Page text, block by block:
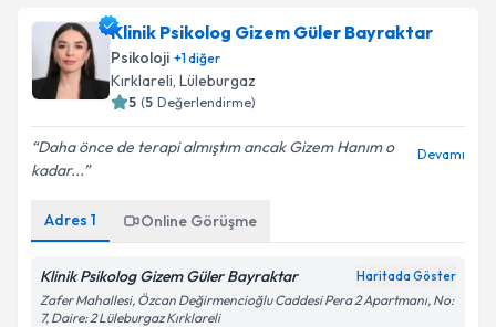
Klinik Psikolog Gizem Güler Bayraktar
Psikoloji +1diğer
Kırklareli, Lüleburgaz
5 (5 Değerlendirme)
Daha önce de terapi almıştım ancak Gizem Hanım o
kadar...
Devamı
Adres 1 Online Görüşme
Klinik Psikolog Gizem Güler Bayraktar Haritada Göster
Zafer Mahallesi, Özcan Değirmencioğlu Caddesi Pera 2 Apartmanı, No:
7, Daire: 2 Lüleburgaz Kırklareli